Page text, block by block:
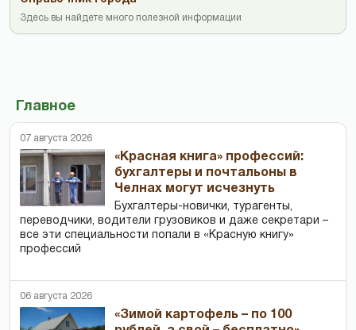
Здесь вы найдете много полезной информации
Главное
07 августа 2026
«Красная книга» профессий:
бухгалтеры и почтальоны в
Челнах могут исчезнуть
Бухгалтеры-новички, тур­агенты,
переводчики, водители грузовиков и даже секретари –
все эти специальности попали в «Красную книгу»
профессий
06 августа 2026
«Зимой картофель – по 100